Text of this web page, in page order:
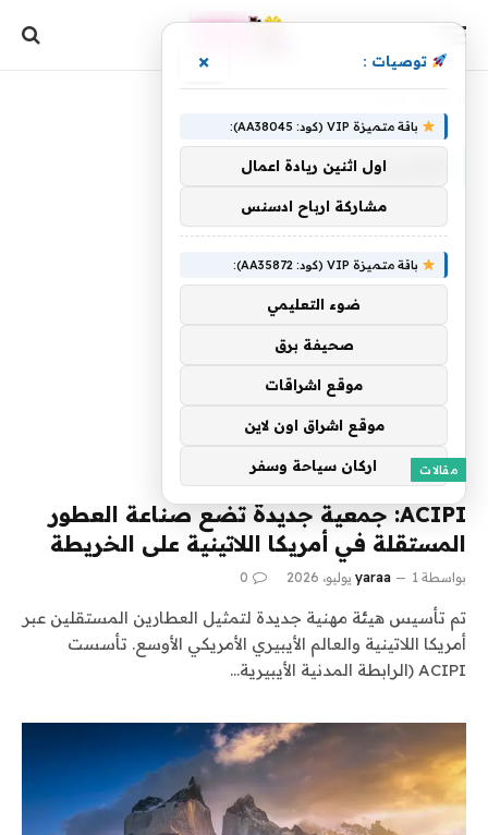
اللاتينية
مقالات
ACIPI: جمعية جديدة تضع صناعة العطور
المستقلة في أمريكا اللاتينية على الخريطة
بواسطة yaraa 1 يوليو، 2026 0
تم تأسيس هيئة مهنية جديدة لتمثيل العطارين المستقلين عبر
أمريكا اللاتينية والعالم الأيبيري الأمريكي الأوسع. تأسست
ACIPI (الرابطة المدنية الأيبيرية…
توصيات : ×
باقة متميزة VIP (كود: AA38045):
اول اثنين ريادة اعمال
مشاركة ارباح ادسنس
باقة متميزة VIP (كود: AA35872):
ضوء التعليمي
صحيفة برق
موقع اشراقات
موقع اشراق اون لاين
اركان سياحة وسفر